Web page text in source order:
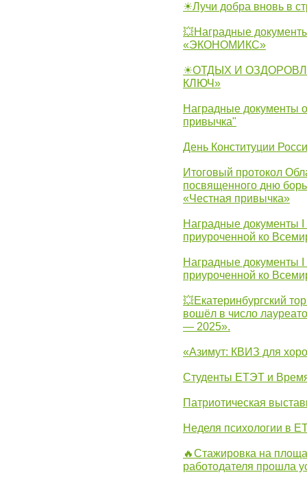
☀Лучи добра вновь в
💥Наградные
«ЭКОНОМИКС»
☀ОТДЫХ И
КЛЮЧ»
Наградные документы
привычка"
День Конституции
Итоговый протокол
посвященного дню
«Честная привычка»
Наградные документы
приуроченной ко
Наградные документы
приуроченной ко
💥Екатеринбургский
вошёл в число
— 2025».
«Азимут: КВИЗ для
Студенты ЕТЭТ и
Патриотическая
Неделя психологии в
🔥Стажировка на
работодателя прошла